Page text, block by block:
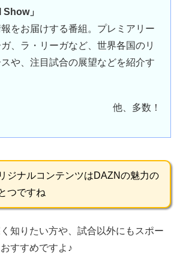
」
をお届けする番組。プレミアリー
、ラ・リーガなど、世界各国のリ
や、注目試合の展望などを紹介す
他、多数！
ジナルコンテンツはDAZNの魅力の
つですね
知りたい方や、試合以外にもスポー
すすめですよ♪